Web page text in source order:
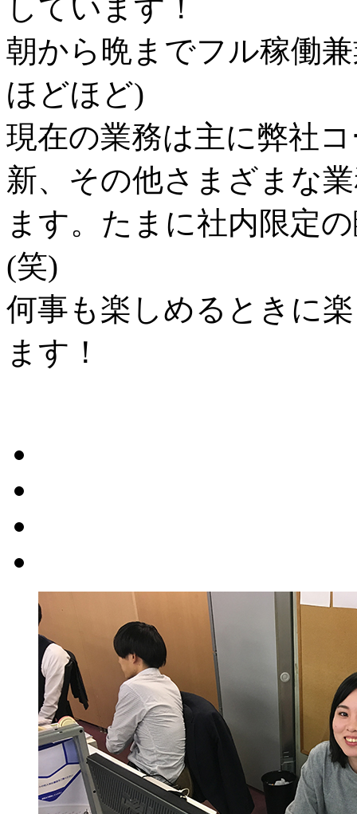
しています！
朝から晩までフル稼働
ほどほど)
現在の業務は主に弊社
新、その他さまざまな
ます。たまに社内限定
(笑)
何事も楽しめるときに
ます！